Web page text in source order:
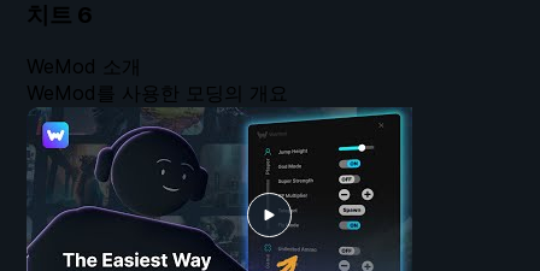
치트 6
WeMod 소개
WeMod를 사용한 모딩의 개요